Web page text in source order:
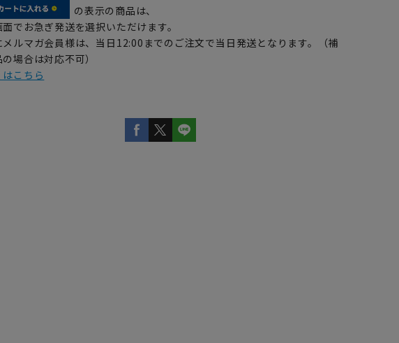
の表示の商品は、
でお急ぎ発送を選択いただけます。
メルマガ会員様は、当日12:00までのご注文で当日発送となります。（補
場合は対応不可）
こちら